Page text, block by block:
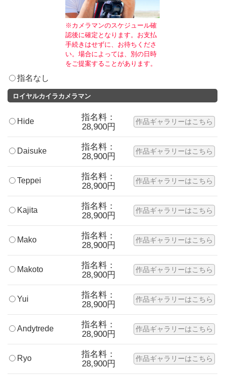
※カメラマンのスケジュール確
認後に確定となります。お支払
手続きはせずに、お待ちくださ
い。場合によっては、別の日時
をご提案することがあります。
指名なし
ロイヤルカイラカメラマン
Hide
指名料：
28,900円
作品ギャラリーはこちら
Daisuke
指名料：
28,900円
作品ギャラリーはこちら
Teppei
指名料：
28,900円
作品ギャラリーはこちら
Kajita
指名料：
28,900円
作品ギャラリーはこちら
Mako
指名料：
28,900円
作品ギャラリーはこちら
Makoto
指名料：
28,900円
作品ギャラリーはこちら
Yui
指名料：
28,900円
作品ギャラリーはこちら
Andytrede
指名料：
28,900円
作品ギャラリーはこちら
Ryo
指名料：
28,900円
作品ギャラリーはこちら